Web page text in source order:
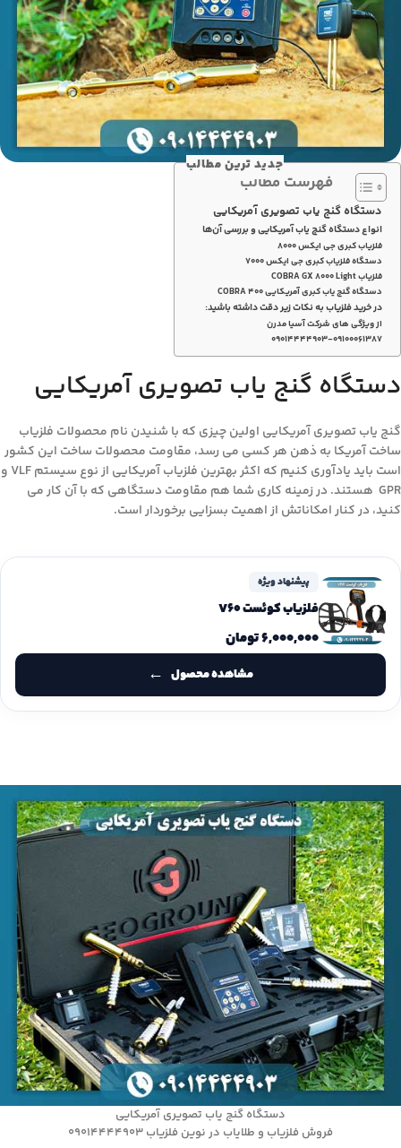
جدید ترین مطالب
فهرست مطالب
دستگاه گنج یاب تصویری آمریکایی
انواع دستگاه گنج یاب آمریکایی و بررسی آن‌ها
فلزیاب کبری جی ایکس 8000
دستگاه فلزیاب کبری جی ایکس 7000
فلزیاب COBRA GX 8000 Light
دستگاه گنج یاب کبری آمریکایی COBRA 400
در خرید فلزیاب به نکات زیر دقت داشته باشید:
از ویژگی های شرکت آسیا مدرن
۰۹۰۱۴۴۴۴۹۰۳-۰۹۱۰۰۰۶۱۳۸۷
دستگاه گنج یاب تصویری آمریکایی
گنج یاب تصویری آمریکایی اولین چیزی که با شنیدن نام محصولات فلزیاب
ساخت آمریکا به ذهن هر کسی می رسد، مقاومت محصولات ساخت این کشور
است باید یادآوری کنیم که اکثر بهترین فلزیاب آمریکایی از نوع سیستم VLF و
GPR هستند. در زمینه کاری شما هم مقاومت دستگاهی که با آن کار می
کنید، در کنار امکاناتش از اهمیت بسزایی برخوردار است.
پیشنهاد ویژه
فلزیاب کوئست V60
۶,۰۰۰,۰۰۰تومان
مشاهده محصول
دستگاه گنج یاب تصویری آمریکایی
فروش فلزیاب و طلایاب در نوین فلزیاب 09014444903